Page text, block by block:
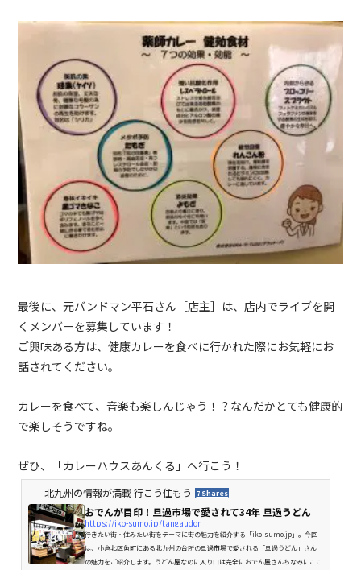
最後に、元バンドマン平石さん［店主］は、店内でライブを開
くメンバーを募集しています！
ご興味ある方は、健康カレーを食べに行かれた際にお気軽にお
話されてください。
カレーを食べて、音楽も楽しんじゃう！？なんだかとても健康的
で楽しそうですね。
ぜひ、「カレーハウスあんくる」へ行こう！
北九州の情報が満載 行こう住もう 7 Shares
おでんが目印！旦過市場で愛されて34年 旦過うどん
https://iko-sumo.jp/tangaudon
行きたい街・住みたい街をテーマに街の魅力を紹介する「iko-sumo.jp」。今回
は、小倉北区魚町にある北九州の台所の旦過市場で愛される「旦過うどん」さん
の魅力をご紹介します。うどん屋なのに入り口は完全におでん屋さんちなみにここ